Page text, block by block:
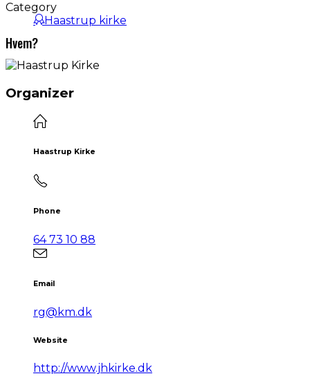
Category
Haastrup kirke
Hvem?
Organizer
Haastrup Kirke
Phone
64 73 10 88
Email
rg@km.dk
Website
http://www.jhkirke.dk